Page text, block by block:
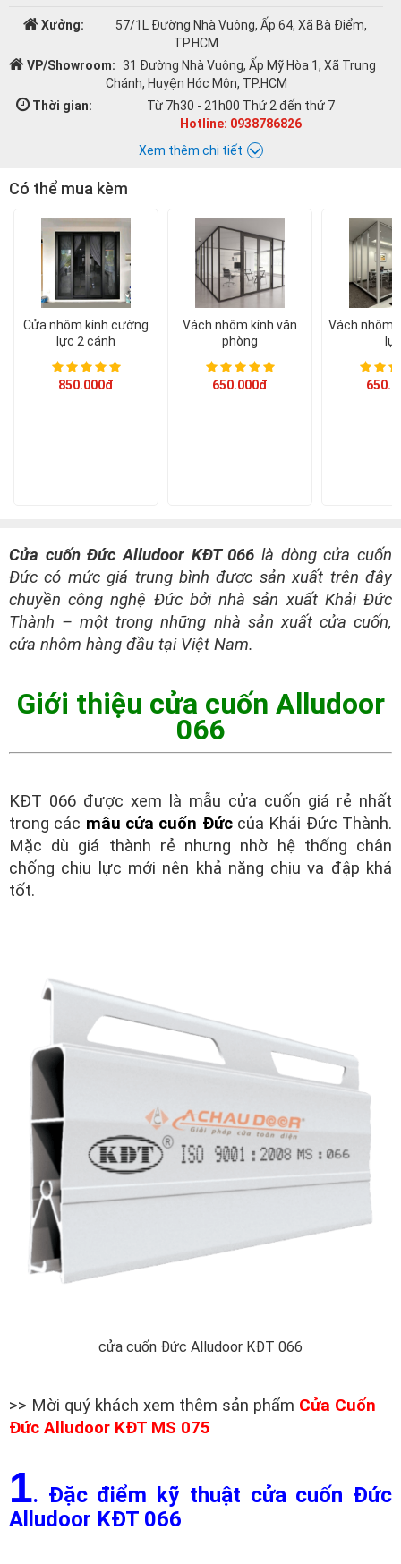
Xưởng:
57/1L Đường Nhà Vuông, Ấp 64, Xã Bà Điểm,
TP.HCM
VP/Showroom:
31 Đường Nhà Vuông, Ấp Mỹ Hòa 1, Xã Trung
Chánh, Huyện Hóc Môn, TP.HCM
Thời gian:
Từ 7h30 - 21h00 Thứ 2 đến thứ 7
Hotline: 0938786826
Xem thêm chi tiết
Chat với Á CHÂU:
Á CHÂU
0938786826
Email:cuacuonachau@gmail.com
Có thể mua kèm
Cửa nhôm kính cường
lực 2 cánh
850.000đ
Vách nhôm kính văn
phòng
650.000đ
Vách nhôm
Cửa cuốn Đức Alludoor KĐT 066 là dòng cửa cuốn
Đức có mức giá trung bình được sản xuất trên đây
chuyền công nghệ Đức bởi nhà sản xuất Khải Đức
Thành – một trong những nhà sản xuất cửa cuốn,
cửa nhôm hàng đầu tại Việt Nam.
Giới thiệu cửa cuốn Alludoor
066
KĐT 066 được xem là mẫu cửa cuốn giá rẻ nhất
trong các mẫu cửa cuốn Đứccủa Khải Đức Thành.
Mặc dù giá thành rẻ nhưng nhờ hệ thống chân
chống chịu lực mới nên khả năng chịu va đập khá
tốt.
cửa cuốn Đức Alludoor KĐT 066
>> Mời quý khách xem thêm sản phẩm Cửa Cuốn
Đức Alludoor KĐT MS 075
1. Đặc điểm kỹ thuật cửa cuốn Đức
Alludoor KĐT 066